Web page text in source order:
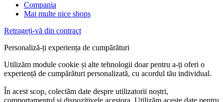
Compania
Mai multe nice shops
Retrageți-vă din contract
Personaliză-ți experiența de cumpărături
Utilizăm module cookie și alte tehnologii doar pentru a-ți oferi o
experiență de cumpărături personalizată, cu acordul tău individual.
În acest scop, colectăm date despre utilizatorii noștri,